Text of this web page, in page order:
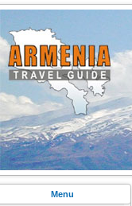
Menu